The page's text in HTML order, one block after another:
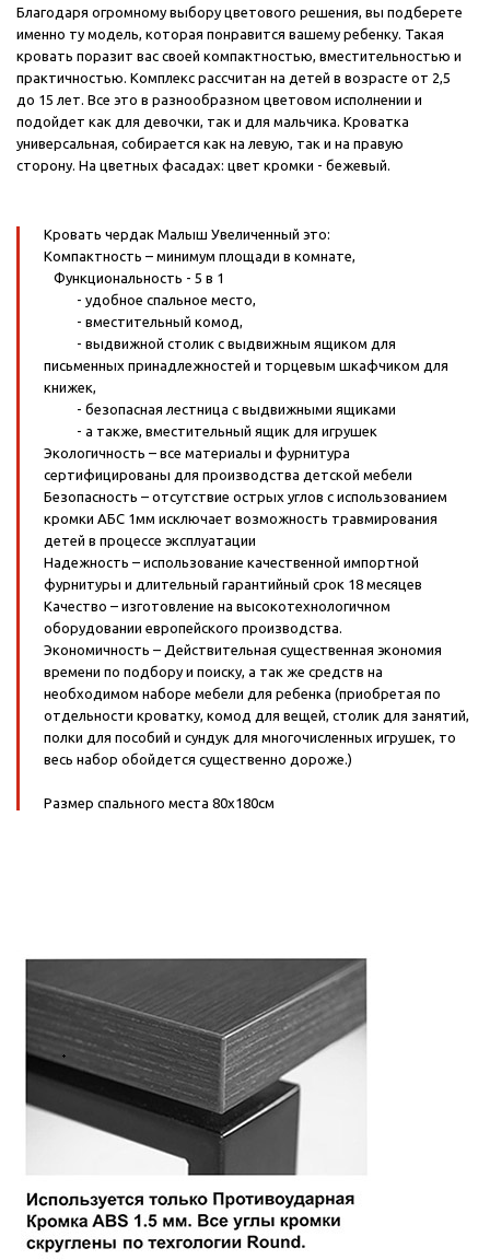
Благодаря огромному выбору цветового решения, вы подберете
именно ту модель, которая понравится вашему ребенку. Такая
кровать поразит вас своей компактностью, вместительностью и
практичностью. Комплекс рассчитан на детей в возрасте от 2,5
до 15 лет. Все это в разнообразном цветовом исполнении и
подойдет как для девочки, так и для мальчика. Кроватка
универсальная, собирается как на левую, так и на правую
сторону. На цветных фасадах: цвет кромки - бежевый.
Кровать чердак Малыш Увеличенный это:
Компактность – минимум площади в комнате,
Функциональность - 5 в 1
- удобное спальное место,
- вместительный комод,
- выдвижной столик с выдвижным ящиком для
письменных принадлежностей и торцевым шкафчиком для
книжек,
- безопасная лестница с выдвижными ящиками
- а также, вместительный ящик для игрушек
Экологичность – все материалы и фурнитура
сертифицированы для производства детской мебели
Безопасность – отсутствие острых углов с использованием
кромки АБС 1мм исключает возможность травмирования
детей в процессе эксплуатации
Надежность – использование качественной импортной
фурнитуры и длительный гарантийный срок 18 месяцев
Качество – изготовление на высокотехнологичном
оборудовании европейского производства.
Экономичность – Действительная существенная экономия
времени по подбору и поиску, а так же средств на
необходимом наборе мебели для ребенка (приобретая по
отдельности кроватку, комод для вещей, столик для занятий,
полки для пособий и сундук для многочисленных игрушек, то
весь набор обойдется существенно дороже.)
Размер спального места 80х180см